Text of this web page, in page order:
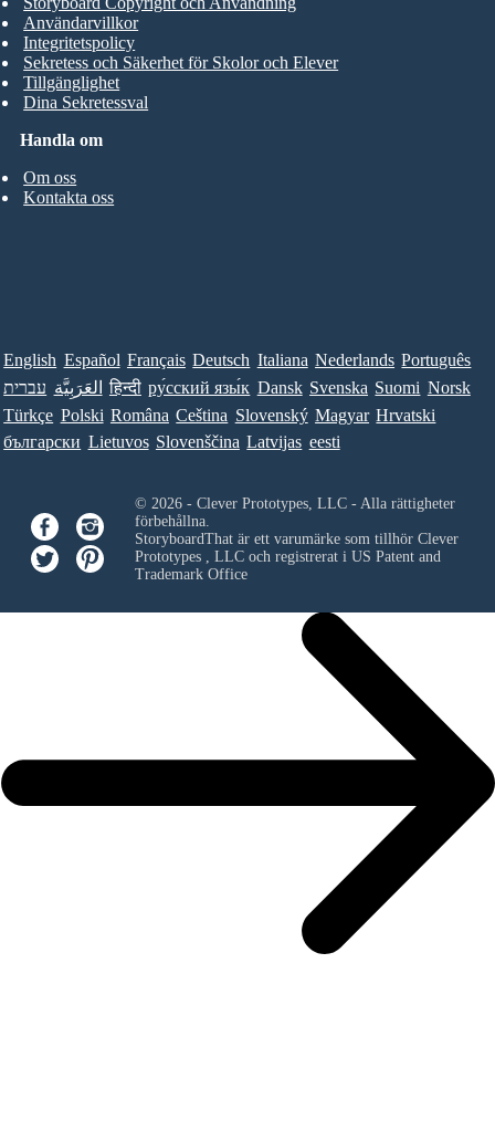
Handla om
Om oss
Kontakta oss
Användarvillkor
Integritetspolicy
Sekretess och Säkerhet för Skolor och Elever
Tillgänglighet
Dina Sekretessval
English Español Français Deutsch Italiana Nederlands Português
עברית العَرَبِيَّة हिन्दी ру́сский язы́к Dansk Svenska Suomi Norsk
Türkçe Polski Româna Ceština Slovenský Magyar Hrvatski
български Lietuvos Slovenščina Latvijas eesti
© 2026 - Clever Prototypes, LLC - Alla rättigheter
förbehållna.
StoryboardThat är ett varumärke som tillhör Clever
Prototypes , LLCoch registrerat i US Patent and
Trademark Office